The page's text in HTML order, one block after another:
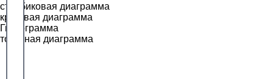
столбиковая диаграмма
круговая диаграмма
Гистограмма
точечная диаграмма